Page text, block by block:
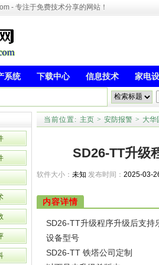
- 专注于免费技术分享的网站！
系统 下载中心 信息技术 家电
当前位置: 主页 > 安防报警 > 大华
SD26-TT升级
软件大小： 未知 发布时间： 2025-03-
内容详情
SD26-TT升级程序升级后支
设备型号
SD26-TT 铁塔公司定制